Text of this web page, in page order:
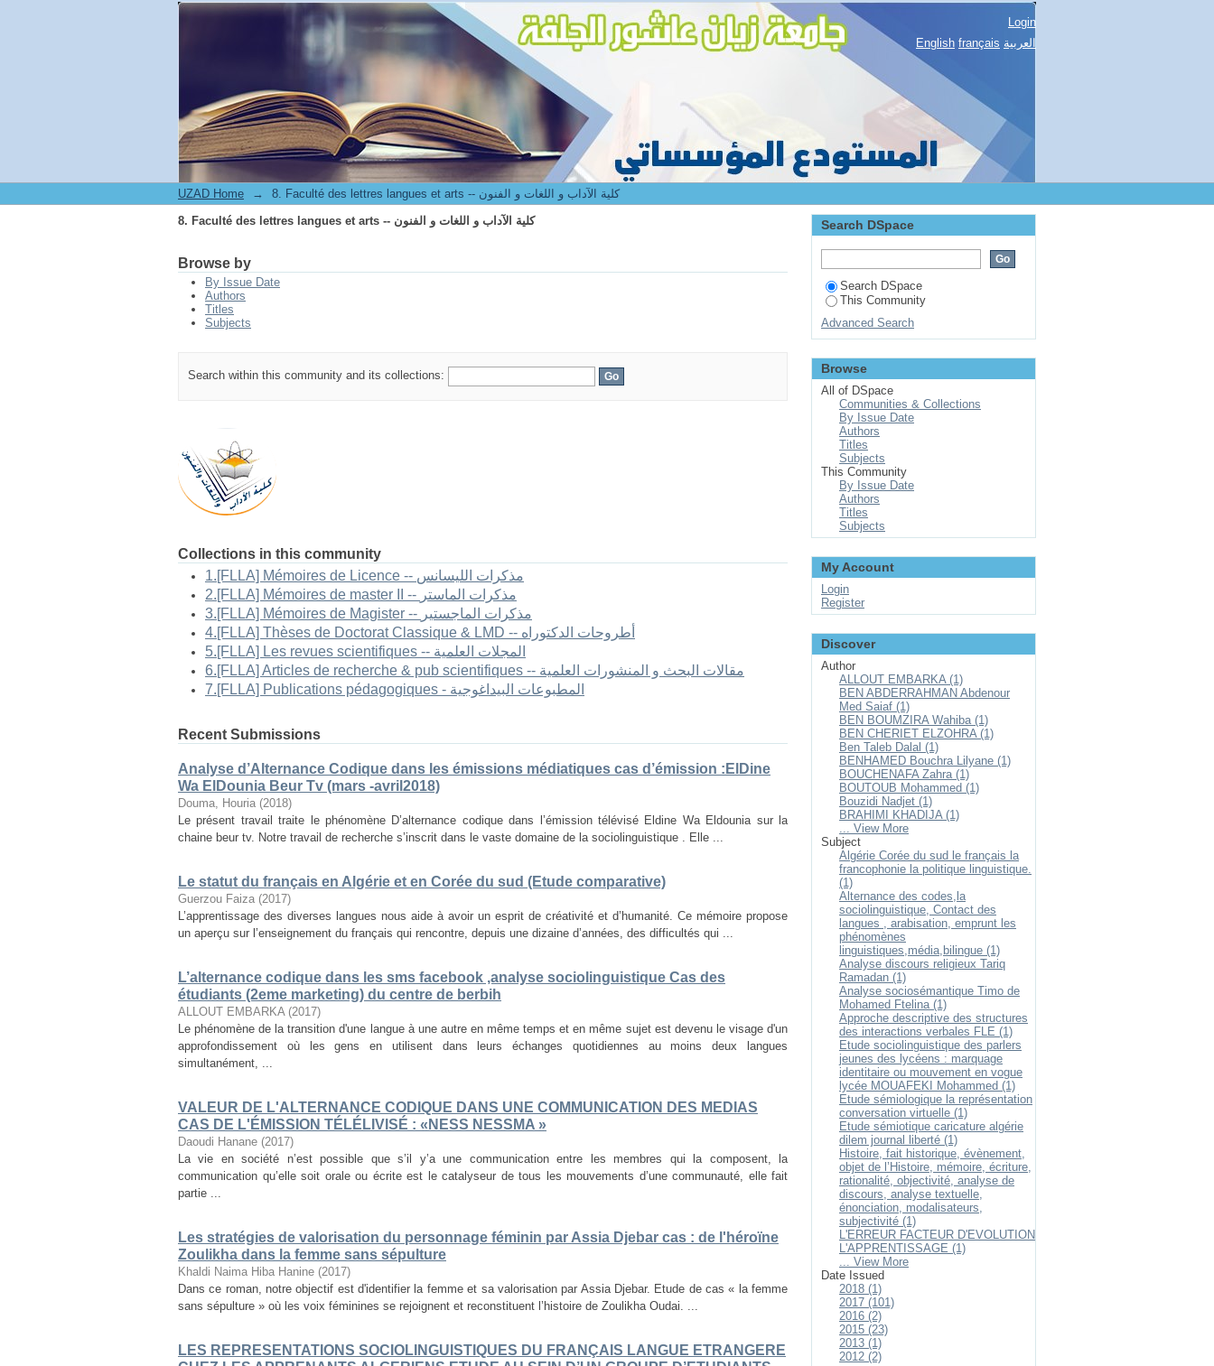
8. Faculté des lettres langues et arts -- كلية الآداب و اللغات و الفنون
Login
English français العربية
UZAD Home →
8. Faculté des lettres langues et arts -- كلية الآداب و اللغات و الفنون
8. Faculté des lettres langues et arts -- كلية الآداب و اللغات و الفنون
Browse by
By Issue Date
Authors
Titles
Subjects
Search within this community and its collections:
Collections in this community
1.[FLLA] Mémoires de Licence -- مذكرات الليسانس
2.[FLLA] Mémoires de master II -- مذكرات الماستر
3.[FLLA] Mémoires de Magister -- مذكرات الماجستير
4.[FLLA] Thèses de Doctorat Classique & LMD -- أطروحات الدكتوراه
5.[FLLA] Les revues scientifiques -- المجلات العلمية
6.[FLLA] Articles de recherche & pub scientifiques -- مقالات البحث و المنشورات العلمية
7.[FLLA] Publications pédagogiques - المطبوعات البيداغوجية
Recent Submissions
Analyse d’Alternance Codique dans les émissions médiatiques cas d’émission :ElDine
Wa ElDounia Beur Tv (mars -avril2018)
Douma, Houria (2018)
Le présent travail traite le phénomène D’alternance codique dans l’émission télévisé Eldine Wa Eldounia sur la
chaine beur tv. Notre travail de recherche s’inscrit dans le vaste domaine de la sociolinguistique . Elle ...
Le statut du français en Algérie et en Corée du sud (Etude comparative)
Guerzou Faiza (2017)
L’apprentissage des diverses langues nous aide à avoir un esprit de créativité et d’humanité. Ce mémoire propose
un aperçu sur l’enseignement du français qui rencontre, depuis une dizaine d’années, des difficultés qui ...
L’alternance codique dans les sms facebook ,analyse sociolinguistique Cas des
étudiants (2eme marketing) du centre de berbih
ALLOUT EMBARKA (2017)
Le phénomène de la transition d'une langue à une autre en même temps et en même sujet est devenu le visage d'un
approfondissement où les gens en utilisent dans leurs échanges quotidiennes au moins deux langues
simultanément, ...
VALEUR DE L'ALTERNANCE CODIQUE DANS UNE COMMUNICATION DES MEDIAS
CAS DE L'ÉMISSION TÉLÉLIVISÉ : «NESS NESSMA »
Daoudi Hanane (2017)
La vie en société n’est possible que s’il y’a une communication entre les membres qui la composent, la
communication qu’elle soit orale ou écrite est le catalyseur de tous les mouvements d’une communauté, elle fait
partie ...
Les stratégies de valorisation du personnage féminin par Assia Djebar cas : de l'héroïne
Zoulikha dans la femme sans sépulture
Khaldi Naima Hiba Hanine (2017)
Dans ce roman, notre objectif est d'identifier la femme et sa valorisation par Assia Djebar. Etude de cas « la femme
sans sépulture » où les voix féminines se rejoignent et reconstituent l’histoire de Zoulikha Oudai. ...
LES REPRESENTATIONS SOCIOLINGUISTIQUES DU FRANÇAIS LANGUE ETRANGERE
Search DSpace
Search DSpace
This Community
Advanced Search
Browse
All of DSpace
Communities & Collections
By Issue Date
Authors
Titles
Subjects
This Community
By Issue Date
Authors
Titles
Subjects
My Account
Login
Register
Discover
Author
ALLOUT EMBARKA (1)
BEN ABDERRAHMAN Abdenour
Med Saiaf (1)
BEN BOUMZIRA Wahiba (1)
BEN CHERIET ELZOHRA (1)
Ben Taleb Dalal (1)
BENHAMED Bouchra Lilyane (1)
BOUCHENAFA Zahra (1)
BOUTOUB Mohammed (1)
Bouzidi Nadjet (1)
BRAHIMI KHADIJA (1)
... View More
Subject
Algérie Corée du sud le français la
francophonie la politique linguistique.
(1)
Alternance des codes,la
sociolinguistique, Contact des
langues , arabisation, emprunt les
phénomènes
linguistiques,média,bilingue (1)
Analyse discours religieux Tariq
Ramadan (1)
Analyse sociosémantique Timo de
Mohamed Ftelina (1)
Approche descriptive des structures
des interactions verbales FLE (1)
Etude sociolinguistique des parlers
jeunes des lycéens : marquage
identitaire ou mouvement en vogue
lycée MOUAFEKI Mohammed (1)
Etude sémiologique la représentation
conversation virtuelle (1)
Etude sémiotique caricature algérie
dilem journal liberté (1)
Histoire, fait historique, évènement,
objet de l’Histoire, mémoire, écriture,
rationalité, objectivité, analyse de
discours, analyse textuelle,
énonciation, modalisateurs,
subjectivité (1)
L'ERREUR FACTEUR D'EVOLUTION
L'APPRENTISSAGE (1)
... View More
Date Issued
2018 (1)
2017 (101)
2016 (2)
2015 (23)
2013 (1)
2012 (2)